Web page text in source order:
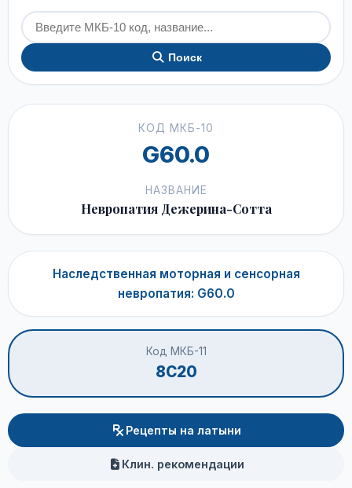
Поиск
КОД МКБ-10
G60.0
НАЗВАНИЕ
Невропатия Дежерина-Сотта
Наследственная моторная и сенсорная
невропатия: G60.0
Код МКБ-11
8C20
Рецепты на латыни
Клин. рекомендации